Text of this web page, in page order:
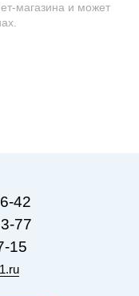
магазина и может
42
77
15